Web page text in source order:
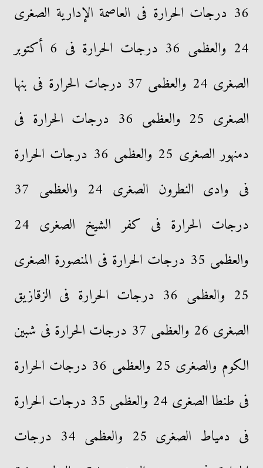
36 درجات الحرارة فى العاصمة الإدارية الصغرى
24 والعظمى 36 درجات الحرارة فى 6 أكتوبر
الصغرى 24 والعظمى 37 درجات الحرارة فى بنها
الصغرى 25 والعظمى 36 درجات الحرارة فى
دمنهور الصغرى 25 والعظمى 36 درجات الحرارة
فى وادى النطرون الصغرى 24 والعظمى 37
درجات الحرارة فى كفر الشيخ الصغرى 24
والعظمى 35 درجات الحرارة فى المنصورة الصغرى
25 والعظمى 36 درجات الحرارة فى الزقازيق
الصغرى 26 والعظمى 37 درجات الحرارة فى شبين
الكوم والصغرى 25 والعظمى 36 درجات الحرارة
فى طنطا الصغرى 24 والعظمى 35 درجات الحرارة
فى دمياط الصغرى 25 والعظمى 34 درجات